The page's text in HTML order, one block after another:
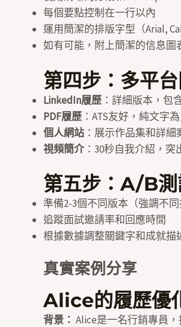
每個要點控制在一行以內
運用簡潔的排版字型（Arial,
如有可能，附上簡潔的信息圖
第四步：多平
LinkedIn履歷 ：詳細版本，包
PDF履歷 ：ATS友好，純文字
個人網站 ：展示作品集和詳細
視頻簡介：30秒自我介紹，突
第五步：A/B
準備2-3個不同版本（強調不
追蹤面試邀請率和回應時間
根據數據調整關鍵字和成就描
真實案例分享
Alice的履歷優
背景： Alice是一名行銷專員